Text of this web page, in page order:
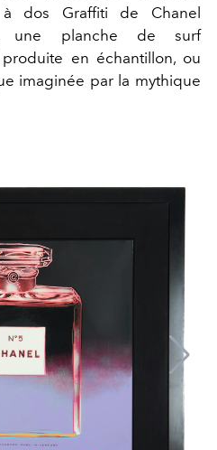
dos Graffiti de Chanel
une planche de surf
en échantillon, ou
imaginée par la mythique